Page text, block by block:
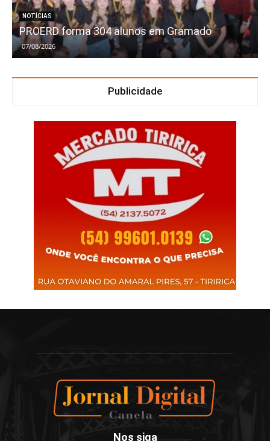
NOTÍCIAS
PROERD forma 304 alunos em Gramado
07/08/2026
Publicidade
Nos siga